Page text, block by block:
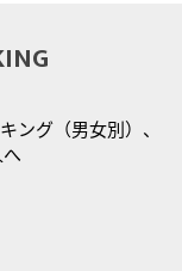
ング（男女別）、
へ